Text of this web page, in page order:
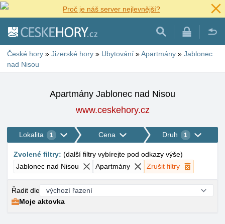
Proč je náš server nejlevnější?
České hory » Jizerské hory » Ubytování »Apartmány » Jablonec
nad Nisou
Apartmány Jablonec nad Nisou
www.ceskehory.cz
Lokalita 1 Cena Druh 1
Zvolené filtry: (další filtry vybírejte pod odkazy výše)
Jablonec nad Nisou
Apartmány Zrušit filtry
Řadit dle
Moje aktovka